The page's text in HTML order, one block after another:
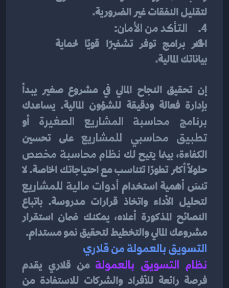
لتقليل النفقات غير الضرورية.
4. التأكد من الأمان:
اختر برامج توفر تشفيرًا قويًا لحماية
بياناتك المالية.
بإدارة فعالة ودقيقة للشؤون المالية. يساعدك
برنامج محاسبة المشاريع الصغيرة أو
تطبيق محاسبي للمشاريع
الكفاءة، بينما يتيح لك نظام محاسبة مخصص
حلولًا أكثر تطورًا تتناسب مع احتياجاتك الخاصة. لا
تنسَ أهمية استخدام أدوات مالية للمشاريع
النصائح المذكورة أعلاه، يمكنك ضمان استقرار
مشروعك المالي والتخطيط لتحقيق نمو مستدام.
التسويق بالعمولة من قلاري
نظام التسويق بالعمولة